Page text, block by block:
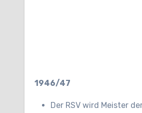
1946/47
Der RSV wird Meister